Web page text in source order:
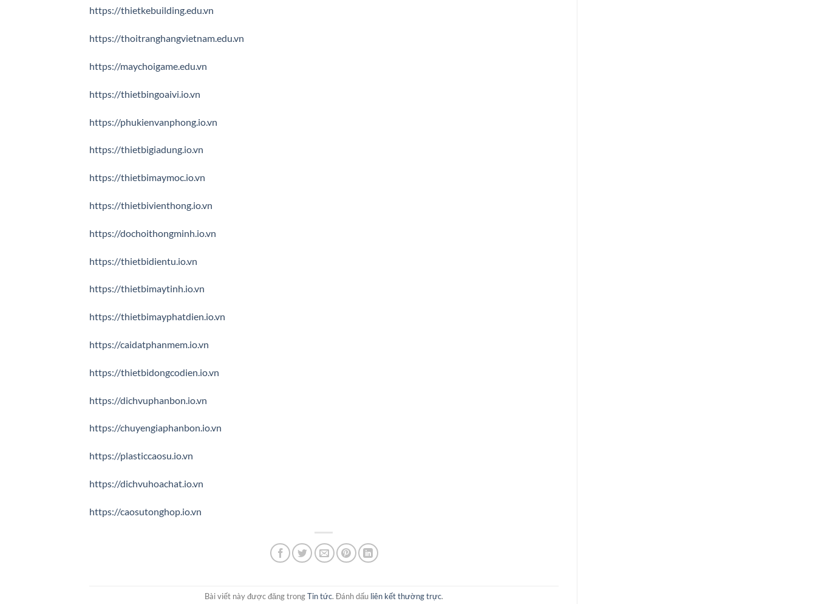
https://thietkebuilding.edu.vn
https://thoitranghangvietnam.edu.vn
https://maychoigame.edu.vn
https://thietbingoaivi.io.vn
https://phukienvanphong.io.vn
https://thietbigiadung.io.vn
https://thietbimaymoc.io.vn
https://thietbivienthong.io.vn
https://dochoithongminh.io.vn
https://thietbidientu.io.vn
https://thietbimaytinh.io.vn
https://thietbimayphatdien.io.vn
https://caidatphanmem.io.vn
https://thietbidongcodien.io.vn
https://dichvuphanbon.io.vn
https://chuyengiaphanbon.io.vn
https://plasticcaosu.io.vn
https://dichvuhoachat.io.vn
https://caosutonghop.io.vn
Bài viết này được đăng trongTin tức. Đánh dấu liên kết thường trực.